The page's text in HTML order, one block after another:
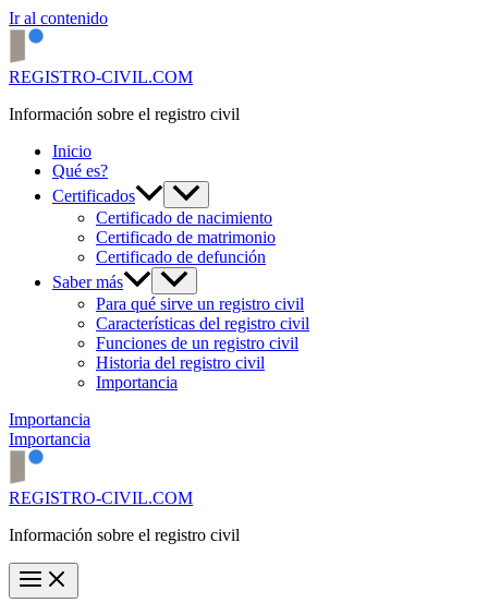
Ir al contenido
REGISTRO-CIVIL.COM
Información sobre el registro civil
Inicio
Qué es?
Certificados
Certificado de nacimiento
Certificado de matrimonio
Certificado de defunción
Saber más
Para qué sirve un registro civil
Características del registro civil
Funciones de un registro civil
Historia del registro civil
Importancia
Importancia
Importancia
REGISTRO-CIVIL.COM
Información sobre el registro civil